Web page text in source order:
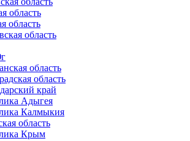
область
область
область
область
область
край
Адыгея
Калмыкия
область
Крым